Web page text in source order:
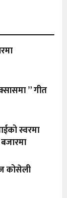
” गीत
स्वरमा
कोसेली